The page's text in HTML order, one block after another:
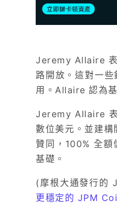
Jeremy Allaire 表
路開放。這對一
用。Allaire 認為
Jeremy Allaire 表
數位美元。並建
贊同，100% 全額
基礎。
(摩根大通發行的
更穩定的 JPM